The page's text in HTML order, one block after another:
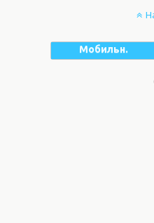
Мобильн.